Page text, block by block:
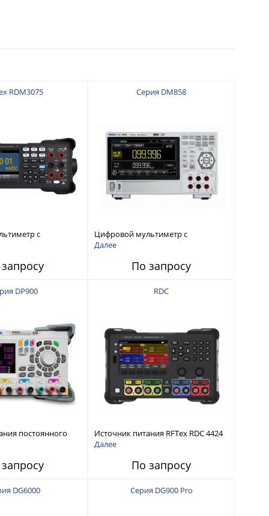
RDM3075
с
½
Серия DM858
Цифровой мультиметр с
разрядностью 5½ и
host, LAN и Web control
Далее
По запросу
DP900
постоянного
до 210 Вт
RDC
Источник питания RFTex RDC 4424
4 канала, 32 В/3.2 А
Далее
По запросу
DG6000 Серия DG900 Pro